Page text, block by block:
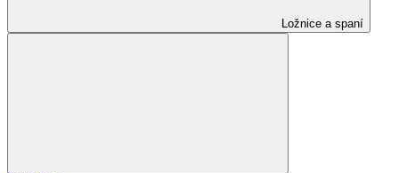
Ložnice a spaní